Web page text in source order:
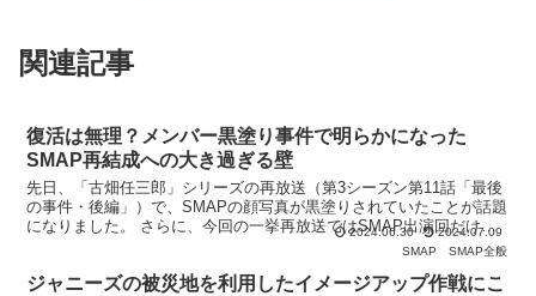
関連記事
復活は無理？メンバー黒塗り事件で明らかになった
SMAP再結成への大き過ぎる壁
先日、「古畑任三郎」シリーズの再放送（第3シーズン第11話「最後
の事件・後編」）で、SMAPの顔写真が黒塗りされていたことが話題
になりました。 さらに、今回の一挙再放送ではSMAP出演回だけ除
2024.06.30
2024.07.09
SMAP
SMAP全般
ジャニーズの被災地を利用したイメージアップ作戦にこ